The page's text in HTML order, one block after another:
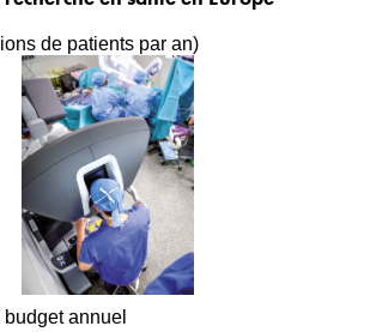
de patients par an)
annuel